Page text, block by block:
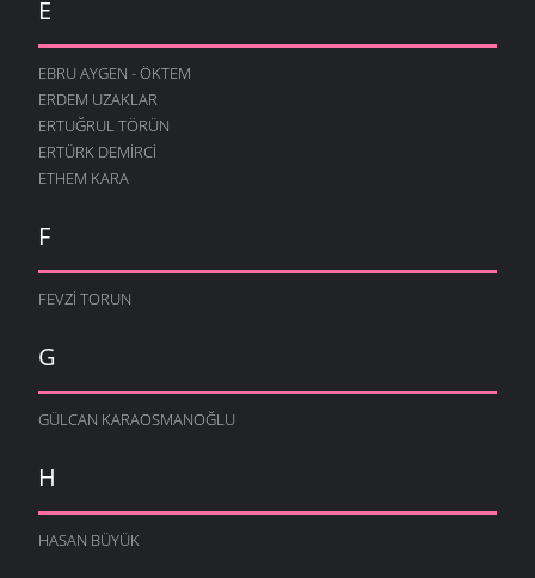
E
EBRU AYGEN - ÖKTEM
ERDEM UZAKLAR
ERTUĞRUL TÖRÜN
ERTÜRK DEMIRCI
ETHEM KARA
F
FEVZI TORUN
G
GÜLCAN KARAOSMANOĞLU
H
HASAN BÜYÜK